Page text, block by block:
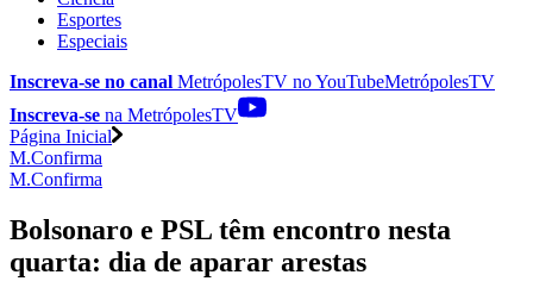
Esportes
Especiais
Inscreva-se no canal MetrópolesTV noYouTubeMetrópolesTV
Inscreva-se na MetrópolesTV
Página Inicial
M.Confirma
M.Confirma
Bolsonaro e PSL têm encontro nesta
quarta: dia de aparar arestas